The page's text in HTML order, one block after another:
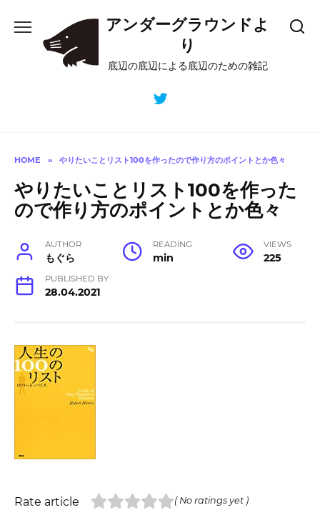
content
アンダーグラウンドよ
り
底辺の底辺による底辺のための雑記
HOME » やりたいことリスト100を作ったので作り方のポイントとか色々
やりたいことリスト100を作った
ので作り方のポイントとか色々
AUTHOR
もぐら
READING
min
VIEWS
225
PUBLISHED BY
28.04.2021
Rate article ( No ratings yet )